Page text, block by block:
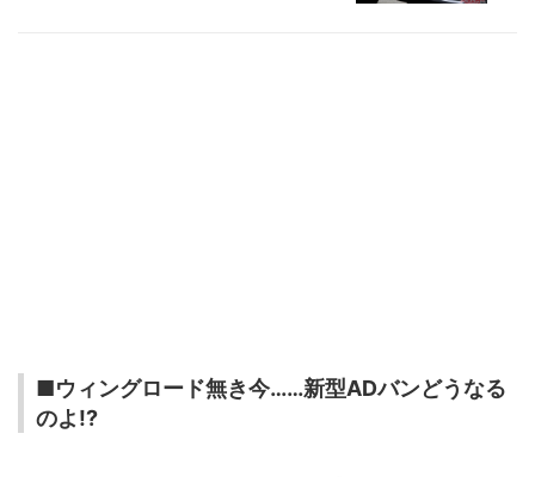
■ウィングロード無き今……新型ADバンどうなる
のよ!?